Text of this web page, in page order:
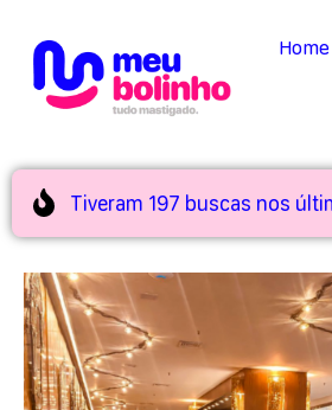
Home
Tiveram 197 buscas nos